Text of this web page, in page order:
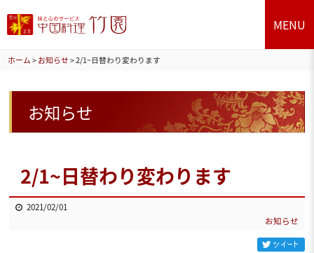
MENU
ホーム > お知らせ >2/1~日替わり変わります
お知らせ
2/1~日替わり変わります
2021/02/01
お知らせ